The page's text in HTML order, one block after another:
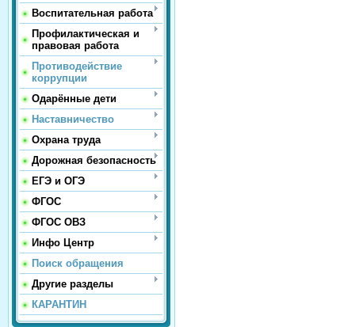
Воспитательная работа
Профилактическая и
правовая работа
Противодействие
коррупции
Одарённые дети
Наставничество
Охрана труда
Дорожная безопасность
ЕГЭ и ОГЭ
ФГОС
ФГОС ОВЗ
Инфо Центр
Поиск обращения
Другие разделы
КАРАНТИН